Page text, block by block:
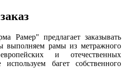
Рамер" предлагает заказывать
выполняем рамы из метражного
и отечественных
багет собственного